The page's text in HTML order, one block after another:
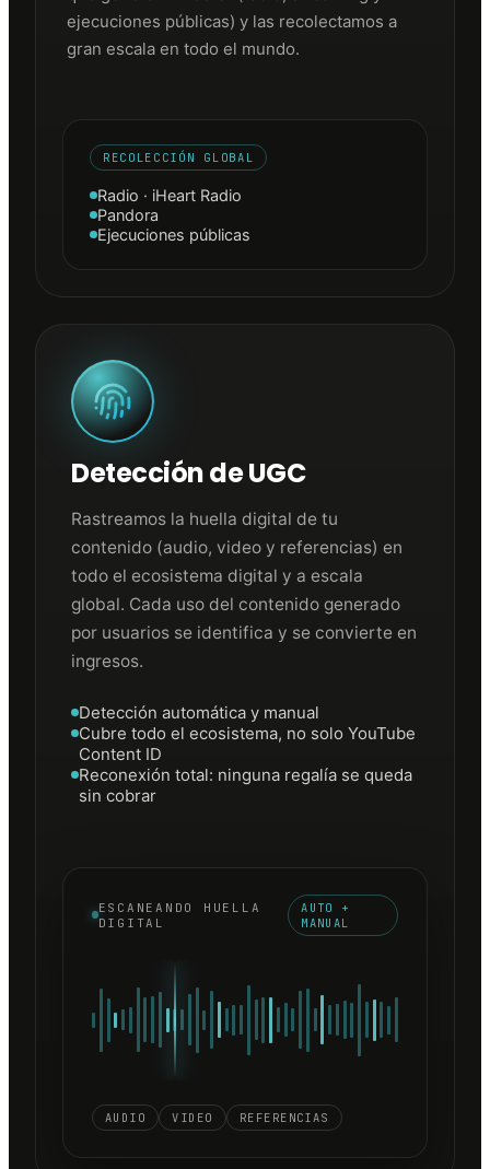
ejecuciones públicas) y las recolectamos a
gran escala en todo el mundo.
RECOLECCIÓN GLOBAL
Radio · iHeart Radio
Pandora
Ejecuciones públicas
Detección de UGC
Rastreamos la huella digital de tu
contenido (audio, video y referencias) en
todo el ecosistema digital y a escala
global. Cada uso del contenido generado
por usuarios se identifica y se convierte en
ingresos.
Detección automática y manual
Cubre todo el ecosistema, no solo YouTube
Content ID
Reconexión total: ninguna regalía se queda
sin cobrar
ESCANEANDO HUELLA
DIGITAL
AUTO +
MANUAL
AUDIO VIDEO REFERENCIAS